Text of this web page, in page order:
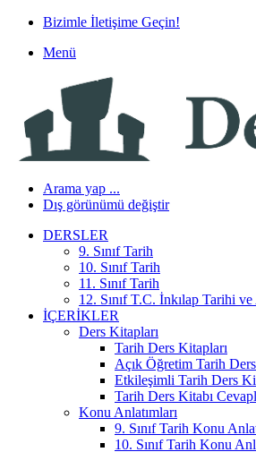
Bizimle İletişime Geçin!
Menü
Arama yap ...
Dış görünümü değiştir
DERSLER
9. Sınıf Tarih
10. Sınıf Tarih
11. Sınıf Tarih
12. Sınıf T.C. İnkılap Tarihi
İÇERIKLER
Ders Kitapları
Tarih Ders Kitapları
Açık Öğretim Tarih
Etkileşimli Tarih Ders
Tarih Ders Kitabı
Konu Anlatımları
9. Sınıf Tarih Konu
10. Sınıf Tarih Konu